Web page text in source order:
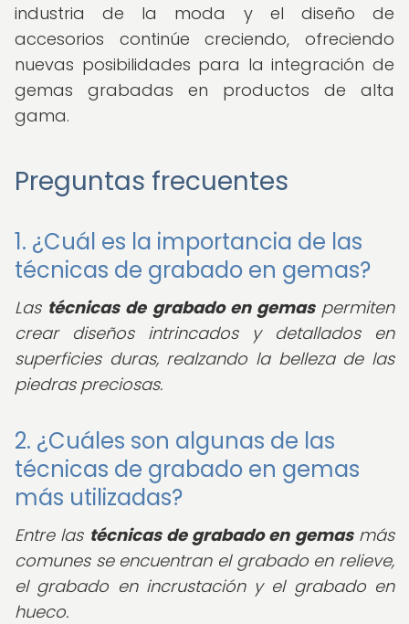
industria de la moda y el diseño de
accesorios continúe creciendo, ofreciendo
nuevas posibilidades para la integración de
gemas grabadas en productos de alta
gama.
Preguntas frecuentes
1. ¿Cuál es la importancia de las
técnicas de grabado en gemas?
Las técnicas de grabado en gemaspermiten
crear diseños intrincados y detallados en
superficies duras, realzando la belleza de las
piedras preciosas.
2. ¿Cuáles son algunas de las
técnicas de grabado en gemas
más utilizadas?
Entre las técnicas de grabado en gemasmás
comunes se encuentran el grabado en relieve,
el grabado en incrustación y el grabado en
hueco.